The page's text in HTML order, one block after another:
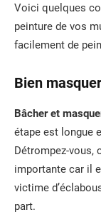
Voici quelques
peinture de vos
facilement de
Bien
Bâcher et
étape est longue
Détrompez-vous,
importante car il
victime
part.